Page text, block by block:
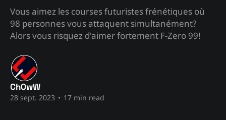
Vous aimez les courses futuristes frénétiques où
98 personnes vous attaquent simultanément?
Alors vous risquez d'aimer fortement F-Zero 99!
Ch0wW
28 sept. 2023 • 17 min read